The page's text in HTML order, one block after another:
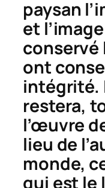
paysan
et
conservé
ont
intégrité.
restera,
l’œuvre
lieu de
monde,
qui est le